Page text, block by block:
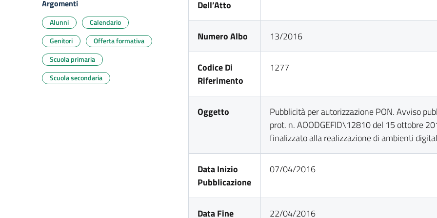
Dell’Atto
Numero Albo 13/2016
Codice Di
Riferimento
1277
Oggetto
Pubblicità per autorizzazione PON. Avviso
prot. n. AOODGEFID\12810 del 15 ottobre
finalizzato alla realizzazione di ambienti
Data Inizio
Pubblicazione
07/04/2016
Data Fine
22/04/2016
Argomenti
Alunni
Calendario
Genitori
Offerta formativa
Scuola primaria
Scuola secondaria